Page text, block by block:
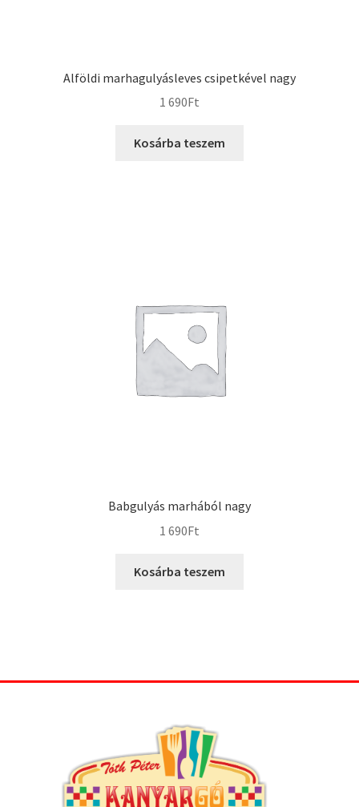
Alföldi marhagulyásleves csipetkével nagy
1 690Ft
Kosárba teszem
Babgulyás marhából nagy
1 690Ft
Kosárba teszem